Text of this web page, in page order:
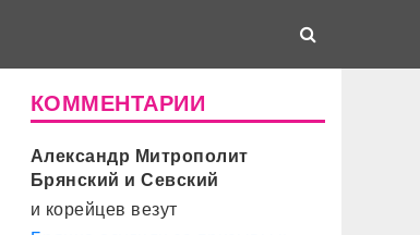
КОММЕНТАРИИ
Александр Митрополит
Брянский и Севский
и корейцев везут